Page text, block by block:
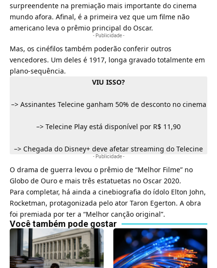
surpreendente na premiação mais importante do cinema
mundo afora. Afinal, é a primeira vez que um filme não
americano leva o prêmio principal do Oscar.
- Publicidade -
Mas, os cinéfilos também poderão conferir outros
vencedores. Um deles é 1917, longa gravado totalmente em
plano-sequência.
VIU ISSO?
–> Assinantes Telecine ganham 50% de desconto no cinema
–> Telecine Play está disponível por R$ 11,90
–> Chegada do Disney+ deve afetar streaming do Telecine
- Publicidade -
O drama de guerra levou o prêmio de “Melhor Filme” no
Globo de Ouro e mais três estatuetas no Oscar 2020.
Para completar, há ainda a cinebiografia do ídolo Elton John,
Rocketman, protagonizada pelo ator Taron Egerton. A obra
foi premiada por ter a “Melhor canção original”.
Você também pode gostar